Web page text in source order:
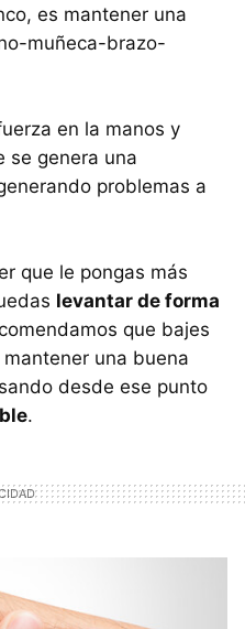
es mantener una
muñeca-brazo-
en la manos y
se genera una
problemas a
que le pongas más
levantar de forma
que bajes
una buena
desde ese punto
.